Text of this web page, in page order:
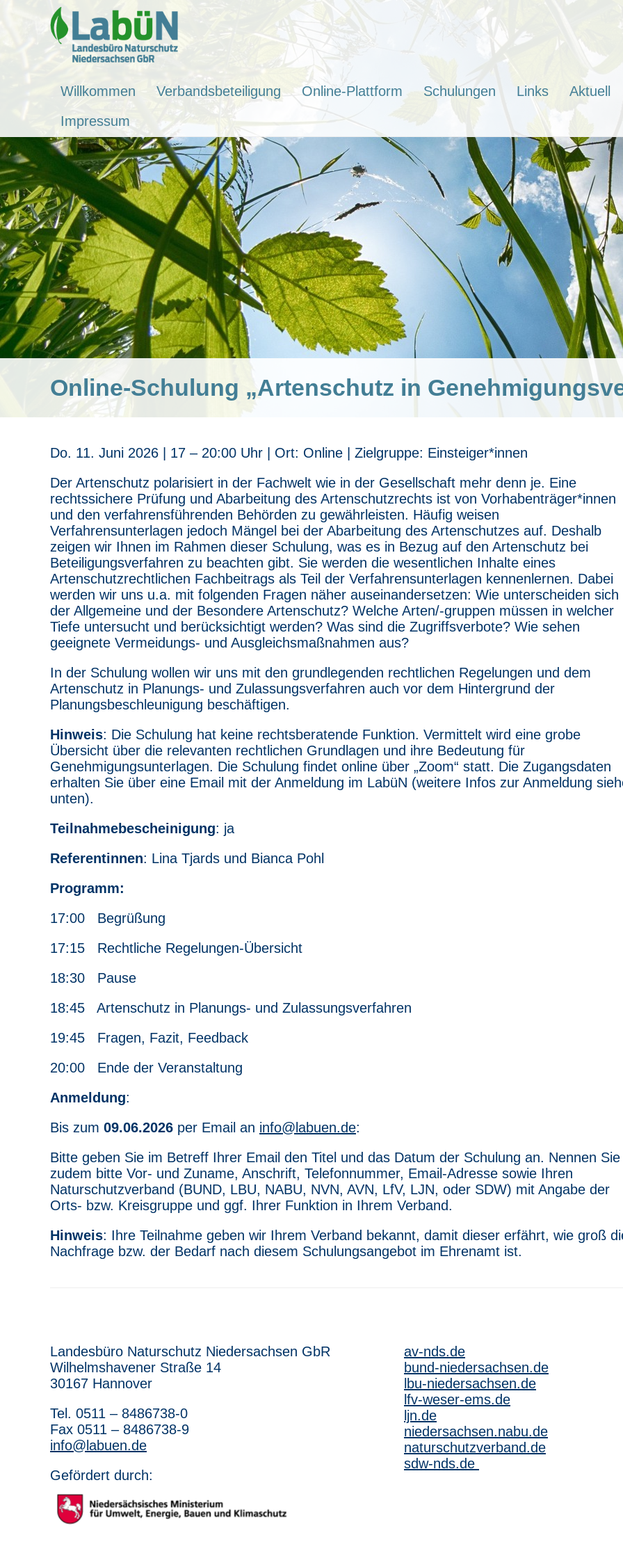
Willkommen Verbandsbeteiligung Online-Plattform Schulungen Links
Aktuell
Impressum
Online-Schulung „Artenschutz in
Do. 11. Juni 2026 | 17 – 20:00 Uhr | Ort: Online | Zielgruppe: Einsteiger*innen
Der Artenschutz polarisiert in der Fachwelt wie in der Gesellschaft mehr denn je. Eine
rechtssichere Prüfung und Abarbeitung des Artenschutzrechts ist von Vorhabenträger*innen
und den verfahrensführenden Behörden zu gewährleisten. Häufig weisen
Verfahrensunterlagen jedoch Mängel bei der Abarbeitung des Artenschutzes auf. Deshalb
zeigen wir Ihnen im Rahmen dieser Schulung, was es in Bezug auf den Artenschutz bei
Beteiligungsverfahren zu beachten gibt. Sie werden die wesentlichen Inhalte eines
Artenschutzrechtlichen Fachbeitrags als Teil der Verfahrensunterlagen kennenlernen. Dabei
werden wir uns u.a. mit folgenden Fragen näher auseinandersetzen: Wie unterscheiden sich
der Allgemeine und der Besondere Artenschutz? Welche Arten/-gruppen müssen in welcher
Tiefe untersucht und berücksichtigt werden? Was sind die Zugriffsverbote? Wie sehen
geeignete Vermeidungs- und Ausgleichsmaßnahmen aus?
In der Schulung wollen wir uns mit den grundlegenden rechtlichen Regelungen und dem
Artenschutz in Planungs- und Zulassungsverfahren auch vor dem Hintergrund der
Planungsbeschleunigung beschäftigen.
Hinweis: Die Schulung hat keine rechtsberatende Funktion. Vermittelt wird eine grobe
Übersicht über die relevanten rechtlichen Grundlagen und ihre Bedeutung für
Genehmigungsunterlagen. Die Schulung findet online über „Zoom“ statt. Die Zugangsdaten
erhalten Sie über eine Email mit der Anmeldung im LabüN (weitere Infos zur Anmeldung
unten).
Teilnahmebescheinigung: ja
Referentinnen: Lina Tjards und Bianca Pohl
Programm:
17:00 Begrüßung
17:15 Rechtliche Regelungen-Übersicht
18:30 Pause
18:45 Artenschutz in Planungs- und Zulassungsverfahren
19:45 Fragen, Fazit, Feedback
20:00 Ende der Veranstaltung
Anmeldung:
Bis zum 09.06.2026 per Email an info@labuen.de:
Bitte geben Sie im Betreff Ihrer Email den Titel und das Datum der Schulung an. Nennen Sie
zudem bitte Vor- und Zuname, Anschrift, Telefonnummer, Email-Adresse sowie Ihren
Naturschutzverband (BUND, LBU, NABU, NVN, AVN, LfV, LJN, oder SDW) mit Angabe der
Orts- bzw. Kreisgruppe und ggf. Ihrer Funktion in Ihrem Verband.
Hinweis: Ihre Teilnahme geben wir Ihrem Verband bekannt, damit dieser erfährt, wie groß
Nachfrage bzw. der Bedarf nach diesem Schulungsangebot im Ehrenamt ist.
Landesbüro Naturschutz Niedersachsen GbR
Wilhelmshavener Straße 14
30167 Hannover
Tel. 0511 – 8486738-0
Fax 0511 – 8486738-9
info@labuen.de
Gefördert durch:
av-nds.de
bund-niedersachsen.de
lbu-niedersachsen.de
lfv-weser-ems.de
ljn.de
niedersachsen.nabu.de
naturschutzverband.de
sdw-nds.de